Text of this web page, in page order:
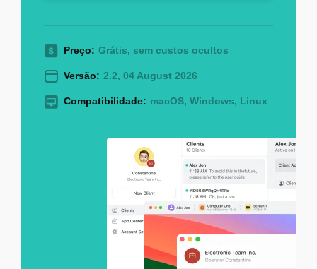
Preço: Grátis, sem custos ocultos
Versão: 2.2, 04 August 2026
Compatibilidade: macOS, Windows, Linux